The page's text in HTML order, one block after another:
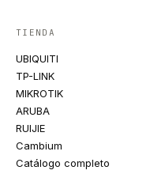
TIENDA
UBIQUITI
TP-LINK
MIKROTIK
ARUBA
RUIJIE
Cambium
Catálogo completo